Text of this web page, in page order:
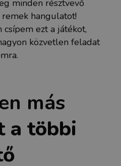
minden résztvevő
remek hangulatot!
ezt a játékot,
közvetlen feladat
más
a többi